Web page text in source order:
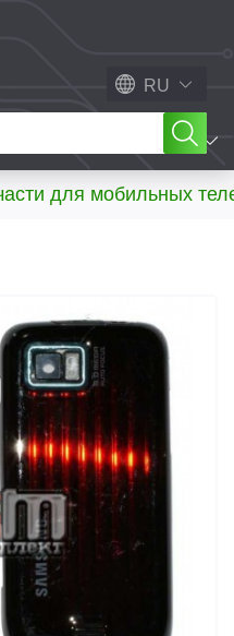
RU
МЕНЮ
для мобильных